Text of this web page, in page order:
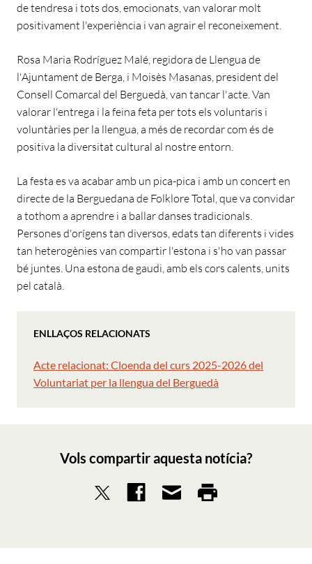
de tendresa i tots dos, emocionats, van valorar molt
positivament l'experiència i van agrair el reconeixement.
Rosa Maria Rodríguez Malé, regidora de Llengua de
l'Ajuntament de Berga, i Moisès Masanas, president del
Consell Comarcal del Berguedà, van tancar l'acte. Van
valorar l'entrega i la feina feta per tots els voluntaris i
voluntàries per la llengua, a més de recordar com és de
positiva la diversitat cultural al nostre entorn.
La festa es va acabar amb un pica-pica i amb un concert en
directe de la Berguedana de Folklore Total, que va convidar
a tothom a aprendre i a ballar danses tradicionals.
Persones d'orígens tan diversos, edats tan diferents i vides
tan heterogènies van compartir l'estona i s'ho van passar
bé juntes. Una estona de gaudi, amb els cors calents, units
pel català.
ENLLAÇOS RELACIONATS
Acte relacionat: Cloenda del curs 2025-2026 del
Voluntariat per la llengua del Berguedà
Vols compartir aquesta notícia?